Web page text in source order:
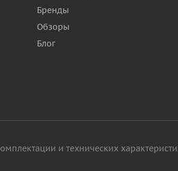
Бренды
Обзоры
Блог
и технических